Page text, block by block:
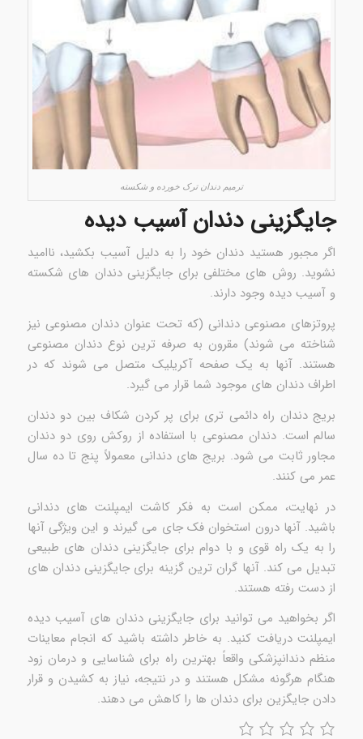
ترمیم دندان ترک خورده و شکسته
جایگزینی دندان آسیب دیده
اگر مجبور هستید دندان خود را به دلیل آسیب بکشید، ناامید
نشوید. روش های مختلفی برای جایگزینی دندان های شکسته
و آسیب دیده وجود دارند.
پروتزهای مصنوعی دندانی (که تحت عنوان دندان مصنوعی نیز
شناخته می شوند) مقرون به صرفه ترین نوع دندان مصنوعی
هستند. آنها به یک صفحه آکریلیک متصل می شوند که در
اطراف دندان های موجود شما قرار می گیرد.
بریج دندان راه دائمی تری برای پر کردن شکاف بین دو دندان
سالم است. دندان مصنوعی با استفاده از روکش روی دو دندان
مجاور ثابت می شود. بریج های دندانی معمولاً پنج تا ده سال
عمر می کنند.
در نهایت، ممکن است به فکر کاشت ایمپلنت های دندانی
باشید. آنها درون استخوان فک جای می گیرند و این ویژگی آنها
را به یک راه قوی و با دوام برای جایگزینی دندان های طبیعی
تبدیل می کند. آنها گران ترین گزینه برای جایگزینی دندان های
از دست رفته هستند.
اگر بخواهید می توانید برای جایگزینی دندان های آسیب دیده
ایمپلنت دریافت کنید. به خاطر داشته باشید که انجام معاینات
منظم دندانپزشکی واقعاً بهترین راه برای شناسایی و درمان زود
هنگام هرگونه مشکل هستند و در نتیجه، نیاز به کشیدن و قرار
دادن جایگزین برای دندان ها را کاهش می دهند.